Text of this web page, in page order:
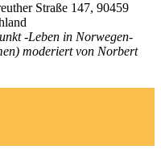
Straße 147, 90459
-Leben in Norwegen-
moderiert von Norbert